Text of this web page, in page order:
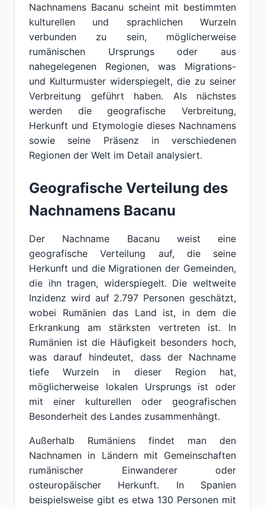
Nachnamens Bacanu scheint mit bestimmten
kulturellen und sprachlichen Wurzeln
verbunden zu sein, möglicherweise
rumänischen Ursprungs oder aus
nahegelegenen Regionen, was Migrations-
und Kulturmuster widerspiegelt, die zu seiner
Verbreitung geführt haben. Als nächstes
werden die geografische Verbreitung,
Herkunft und Etymologie dieses Nachnamens
sowie seine Präsenz in verschiedenen
Regionen der Welt im Detail analysiert.
Geografische Verteilung des
Nachnamens Bacanu
Der Nachname Bacanu weist eine
geografische Verteilung auf, die seine
Herkunft und die Migrationen der Gemeinden,
die ihn tragen, widerspiegelt. Die weltweite
Inzidenz wird auf 2.797 Personen geschätzt,
wobei Rumänien das Land ist, in dem die
Erkrankung am stärksten vertreten ist. In
Rumänien ist die Häufigkeit besonders hoch,
was darauf hindeutet, dass der Nachname
tiefe Wurzeln in dieser Region hat,
möglicherweise lokalen Ursprungs ist oder
mit einer kulturellen oder geografischen
Besonderheit des Landes zusammenhängt.
Außerhalb Rumäniens findet man den
Nachnamen in Ländern mit Gemeinschaften
rumänischer Einwanderer oder
osteuropäischer Herkunft. In Spanien
beispielsweise gibt es etwa 130 Personen mit